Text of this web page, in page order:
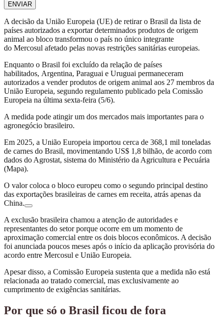
ENVIAR
A decisão da União Europeia (UE) de retirar o Brasil da lista de
países autorizados a exportar determinados produtos de origem
animal ao bloco transformou o país no único integrante
do Mercosul afetado pelas novas restrições sanitárias europeias.
Enquanto o Brasil foi excluído da relação de países
habilitados, Argentina, Paraguai e Uruguai permaneceram
autorizados a vender produtos de origem animal aos 27 membros da
União Europeia, segundo regulamento publicado pela Comissão
Europeia na última sexta-feira (5/6).
A medida pode atingir um dos mercados mais importantes para o
agronegócio brasileiro.
Em 2025, a União Europeia importou cerca de 368,1 mil toneladas
de carnes do Brasil, movimentando US$ 1,8 bilhão, de acordo com
dados do Agrostat, sistema do Ministério da Agricultura e Pecuária
(Mapa).
O valor coloca o bloco europeu como o segundo principal destino
das exportações brasileiras de carnes em receita, atrás apenas da
China.
A exclusão brasileira chamou a atenção de autoridades e
representantes do setor porque ocorre em um momento de
aproximação comercial entre os dois blocos econômicos. A decisão
foi anunciada poucos meses após o início da aplicação provisória do
acordo entre Mercosul e União Europeia.
Apesar disso, a Comissão Europeia sustenta que a medida não está
relacionada ao tratado comercial, mas exclusivamente ao
cumprimento de exigências sanitárias.
Por que só o Brasil ficou de fora